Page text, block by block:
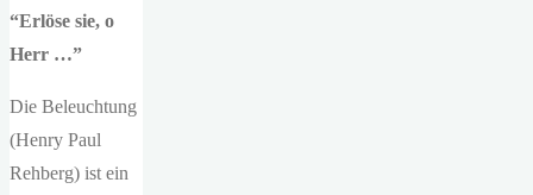
“Erlöse sie, o
Herr …”
Die Beleuchtung
(Henry Paul
Rehberg) ist ein